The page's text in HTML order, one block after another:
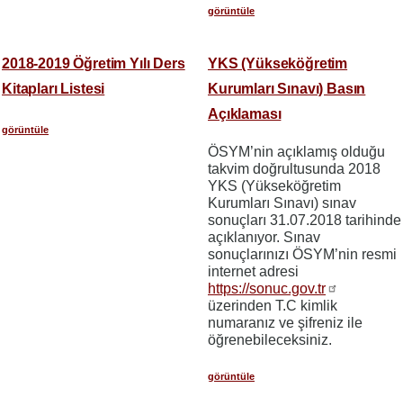
görüntüle
2018-2019 Öğretim Yılı Ders
Kitapları Listesi
görüntüle
YKS (Yükseköğretim
Kurumları Sınavı) Basın
Açıklaması
ÖSYM’nin açıklamış olduğu
takvim doğrultusunda 2018
YKS (Yükseköğretim
Kurumları Sınavı) sınav
sonuçları 31.07.2018 tarihinde
açıklanıyor. Sınav
sonuçlarınızı ÖSYM’nin resmi
internet adresi
https://sonuc.gov.tr
üzerinden T.C kimlik
numaranız ve şifreniz ile
öğrenebileceksiniz.
görüntüle